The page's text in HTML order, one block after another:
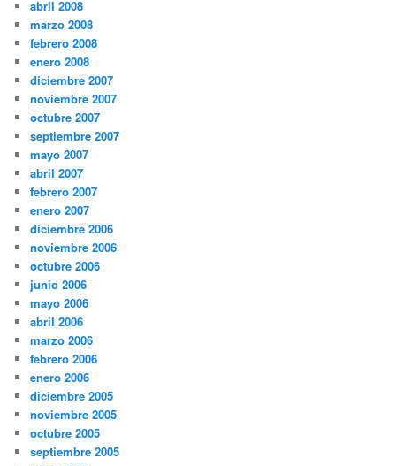
abril 2008
marzo 2008
febrero 2008
enero 2008
diciembre 2007
noviembre 2007
octubre 2007
septiembre 2007
mayo 2007
abril 2007
febrero 2007
enero 2007
diciembre 2006
noviembre 2006
octubre 2006
junio 2006
mayo 2006
abril 2006
marzo 2006
febrero 2006
enero 2006
diciembre 2005
noviembre 2005
octubre 2005
septiembre 2005